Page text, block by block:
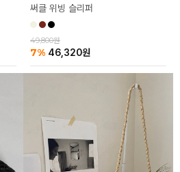
써클 위빙 슬리퍼
49,800원
7% 46,320원